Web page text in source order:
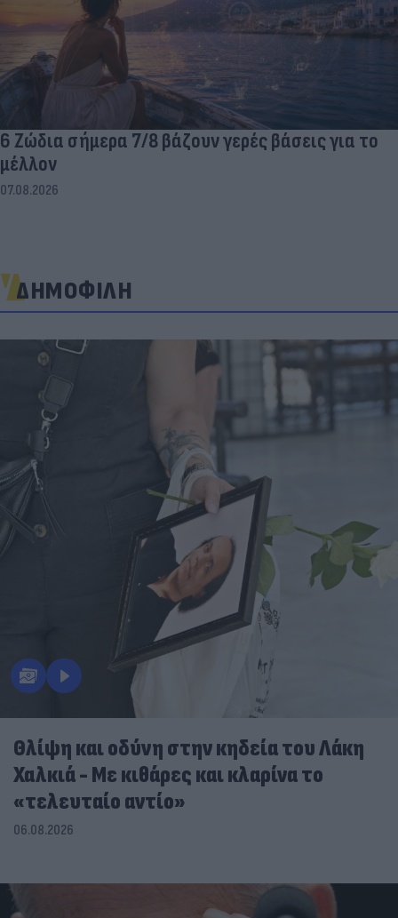
6 Ζώδια σήμερα 7/8 βάζουν γερές βάσεις για το
μέλλον
07.08.2026
ΔΗΜΟΦΙΛΗ
Θλίψη και οδύνη στην κηδεία του Λάκη
Χαλκιά - Με κιθάρες και κλαρίνα το
«τελευταίο αντίο»
06.08.2026